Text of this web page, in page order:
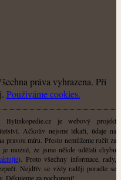
práva vyhrazena. Při
Použiváme cookies.
Bylinkopedie.cz je webový projekt
Ačkoliv nejsme lékaři, údaje na
pravou míru. Přesto nemůžeme ručit za
možné, že jsme někde udělali chybu
). Proto všechny informace, rady,
Nejdřív se vždy raději poraďte se
Děkujeme za pochopení!